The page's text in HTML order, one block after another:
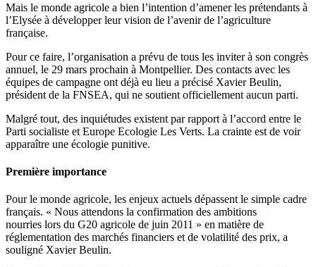
Mais le monde agricole a bien l’intention d’amener les prétendants à
l’Elysée à développer leur vision de l’avenir de l’agriculture
française.
Pour ce faire, l’organisation a prévu de tous les inviter à son congrès
annuel, le 29 mars prochain à Montpellier. Des contacts avec les
équipes de campagne ont déjà eu lieu a précisé Xavier Beulin,
président de la FNSEA, qui ne soutient officiellement aucun parti.
Malgré tout, des inquiétudes existent par rapport à l’accord entre le
Parti socialiste et Europe Ecologie Les Verts. La crainte est de voir
apparaître une écologie punitive.
Première importance
Pour le monde agricole, les enjeux actuels dépassent le simple cadre
français. « Nous attendons la confirmation des ambitions
nourries lors du G20 agricole de juin 2011 » en matière de
réglementation des marchés financiers et de volatilité des prix, a
souligné Xavier Beulin.